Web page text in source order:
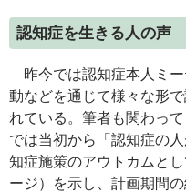
認知症を生きる人の声
昨今では認知症本人ミ
動などを通じて様々な形
れている。筆者も関わっ
では当初から「認知症の
知症施策のアウトカムと
ージ）を示し、計画期間